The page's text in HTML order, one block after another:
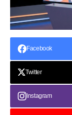
Facebook
Twitter
Instagram